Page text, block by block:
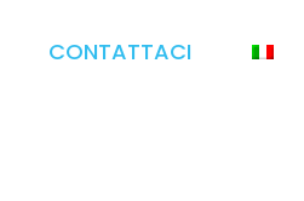
CONTATTACI